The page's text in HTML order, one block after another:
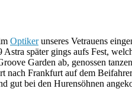
Optikerunseres Vetrauens
Astra später gings aufs Fest,
Garden ab, genossen
nach Frankfurt auf dem
gut bei den Hurensöhnen